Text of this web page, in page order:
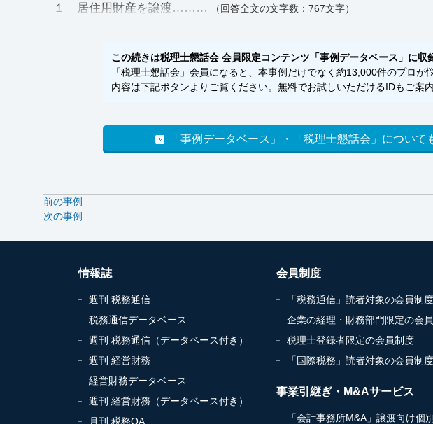
１ 居住用財産を譲渡……… （回答全文の文字数：767文字）
この続きは税理士懇話会 会員限定コンテンツ「事例データベース」に収
「税理士懇話会」会員になると、本事例だけでなく約13,000件のプロ
内容は下記ボタンよりご覧ください。無料でお試しいただけるIDもご案
「事例データベース」・「税理士懇話会」について
前の事例
次の事例
情報誌
週刊 税務通信
税務通信データベース
週刊 税務通信（データベース付き）
週刊 経営財務
経営財務データベース
週刊 経営財務（データベース付き）
月刊 税務QA
会員制度
「税務通信」読者対象の会員制度
企業の経理・財務部門限定の会
税理士登録者限定の会員制度
「国際税務」読者対象の会員制度
事業引継ぎ・M&Aサービス
「会計事務所M&A」譲渡向け個